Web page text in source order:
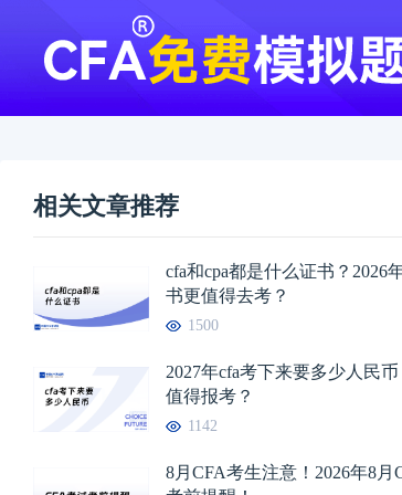
相关文章推荐
cfa和cpa都是什么证书？2026
书更值得去考？
1500
2027年cfa考下来要多少人民
值得报考？
1142
8月CFA考生注意！2026年8月